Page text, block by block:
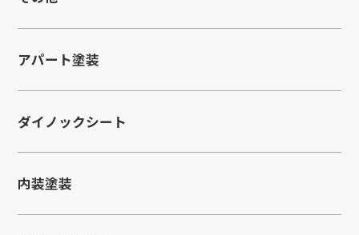
アパート塗装
ダイノックシート
内装塗装